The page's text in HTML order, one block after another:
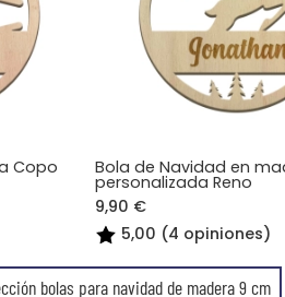
Copo Bola de Navidad en
personalizada Reno
9,90 €
5,00 (4 opiniones)
bolas para navidad de madera 9 cm